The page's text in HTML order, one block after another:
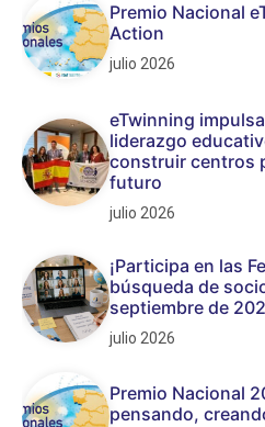
Premio Nacional
Action
julio 2026
eTwinning
liderazgo
construir centros
futuro
julio 2026
¡Participa en las
búsqueda de
septiembre de
julio 2026
Premio Nacional
pensando,